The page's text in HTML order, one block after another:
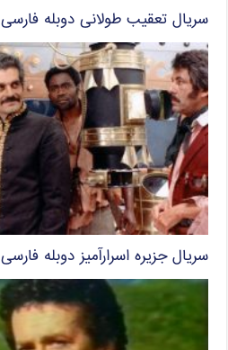
سریال تعقیب طولانی دوبله فارسی
سریال جزیره اسرارآمیز دوبله فارسی